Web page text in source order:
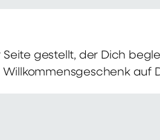
gestellt, der Dich
auf